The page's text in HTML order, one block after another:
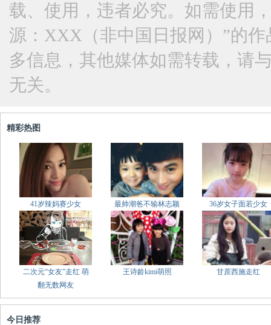
载、使用，违者必究。如需使用
源：XXX（非中国日报网）”的
多信息，其他媒体如需转载，请
无关。
精彩热图
41岁辣妈赛少女 最帅潮爸不输林志颖 36岁女子面若少女
二次元“女友”走红 萌
翻无数网友
王诗龄kimi萌照 甘蔗西施走红
今日推荐